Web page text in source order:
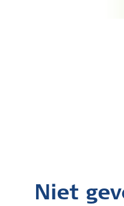
Niet